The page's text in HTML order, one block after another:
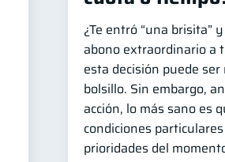
¿Te entró “una brisita”
abono extraordinario a
esta decisión puede
bolsillo. Sin embargo,
acción, lo más sano es
condiciones
prioridades del